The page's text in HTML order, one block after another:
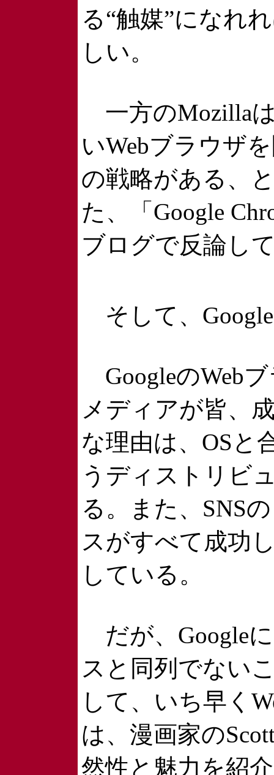
る“触媒”になれ
しい。
一方のMozilla
いWebブラウザ
の戦略がある、
た、「Google
ブログで反論し
そして、
GoogleのWeb
メディアが皆、
な理由は、OSと
うディストリビ
る。また、SNS
スがすべて成功
している。
だが、Google
スと同列でない
して、いち早く
は、漫画家の
然性と魅力を紹